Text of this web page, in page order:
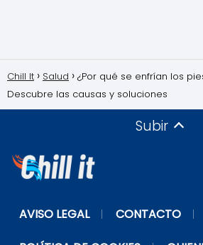
Chill It Salud
¿Por qué se enfrían los
Descubre las causas y soluciones
Subir
AVISO LEGAL CONTACTO